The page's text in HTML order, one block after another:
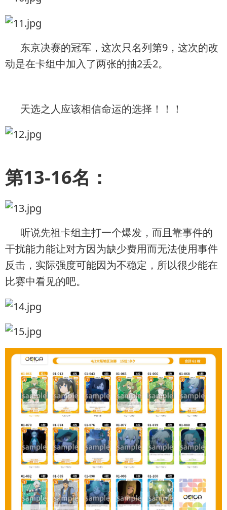
东京决赛的冠军，这次只名列第9，这次的改
动是在卡组中加入了两张的抽2丢2。
天选之人应该相信命运的选择！！！
第13-16名：
听说先祖卡组主打一个爆发，而且靠事件的
干扰能力能让对方因为缺少费用而无法使用事件
反击，实际强度可能因为不稳定，所以很少能在
比赛中看见的吧。